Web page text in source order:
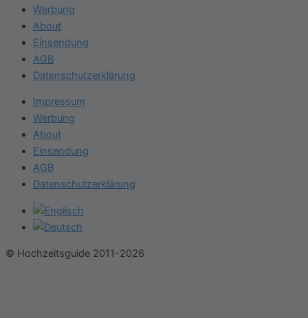
Werbung
About
Einsendung
AGB
Datenschutzerklärung
Impressum
Werbung
About
Einsendung
AGB
Datenschutzerklärung
© Hochzeitsguide 2011-2026